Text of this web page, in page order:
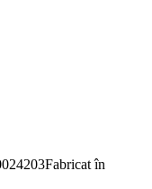
Fabricat în